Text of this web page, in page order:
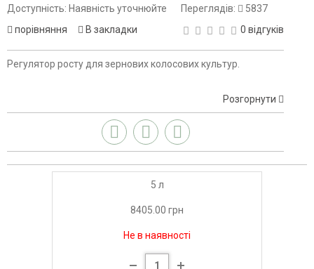
Доступність: Наявність уточнюйте
порівняння
В закладки
Переглядів:
5837
0 відгуків
Регулятор росту для зернових колосових культур.
Розгорнути
5 л
8405.00 грн
Не в наявності